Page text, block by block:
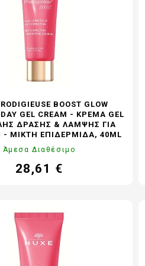
- ΑΝΔΡΙΚΗ ΣΕΙΡΑ
ΜΕΤΑ ΤΗΝ ΕΜΜΗΝΟΠΑΥΣΗ
VICHY
BOOST GLOW
GEL CREAM - ΚΡΈΜΑ GEL
ΔΡΆΣΗΣ & ΛΆΜΨΗΣ ΓΙΑ
ΚΑΝΟΝΙΚΉ - ΜΙΚΤΉ ΕΠΙΔΕΡΜΊΔΑ, 40ML
Άμεσα Διαθέσιμο
Τιμή
28,61 €